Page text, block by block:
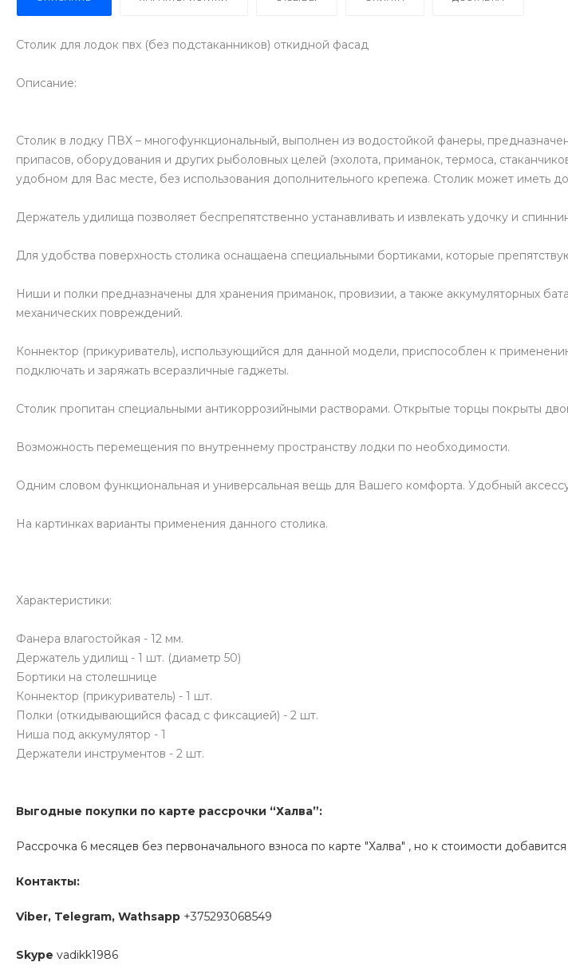
Столик для лодок пвх (без подстаканников) откидной фасад
Описание:
Столик в лодку ПВХ – многофункциональный, выполнен из водостойкой фанеры,
припасов, оборудования и других рыболовных целей (эхолота, приманок, термоса,
удобном для Вас месте, без использования дополнительного крепежа. Столик может иметь
Держатель удилища позволяет беспрепятственно устанавливать и извлекать удочку и
Для удобства поверхность столика оснащаена специальными бортиками, которые
Ниши и полки предназначены для хранения приманок, провизии, а также аккумуляторных
механических повреждений.
Коннектор (прикуриватель), использующийся для данной модели, приспособлен к
подключать и заряжать всеразличные гаджеты.
Столик пропитан специальными антикоррозийными растворами. Открытые торцы покрыты
Возможность перемещения по внутреннему пространству лодки по необходимости.
Одним словом функциональная и универсальная вещь для Вашего комфорта. Удобный
На картинках варианты применения данного столика.
Характеристики:
Фанера влагостойкая - 12 мм.
Держатель удилищ - 1 шт. (диаметр 50)
Бортики на столешнице
Коннектор (прикуриватель) - 1 шт.
Полки (откидывающийся фасад с фиксацией) - 2 шт.
Ниша под аккумулятор - 1
Держатели инструментов - 2 шт.
Выгодные покупки по карте рассрочки “Халва”:
Рассрочка 6 месяцев без первоначального взноса по карте "Халва" , но к стоимости добавится
Контакты:
Viber, Telegram, Wathsapp +375293068549
Skype vadikk1986